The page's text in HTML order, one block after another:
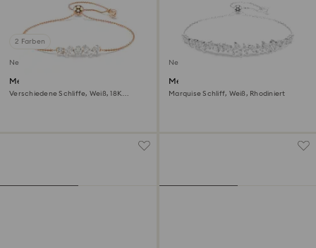
2 Farben
Neu
Mesmera Armband
Verschiedene Schliffe, Weiß, 18K
Neu
Mesmera Armband
Marquise Schliff, Weiß, Rhodiniert